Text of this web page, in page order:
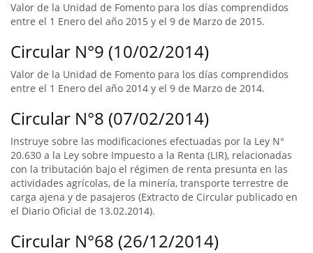
Valor de la Unidad de Fomento para los días comprendidos
entre el 1 Enero del año 2015 y el 9 de Marzo de 2015.
Circular N°9 (10/02/2014)
Valor de la Unidad de Fomento para los días comprendidos
entre el 1 Enero del año 2014 y el 9 de Marzo de 2014.
Circular N°8 (07/02/2014)
Instruye sobre las modificaciones efectuadas por la Ley N°
20.630 a la Ley sobre Impuesto a la Renta (LIR), relacionadas
con la tributación bajo el régimen de renta presunta en las
actividades agrícolas, de la minería, transporte terrestre de
carga ajena y de pasajeros (Extracto de Circular publicado en
el Diario Oficial de 13.02.2014).
Circular N°68 (26/12/2014)